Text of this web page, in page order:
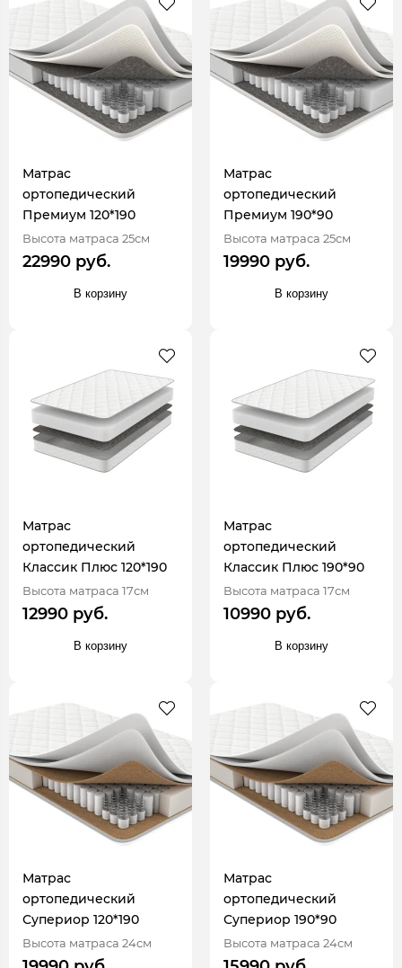
Матрас
ортопедический
Премиум 120*190
Высота матраса 25см
22990 руб.
В корзину
Матрас
ортопедический
Премиум 190*90
Высота матраса 25см
19990 руб.
В корзину
Матрас
ортопедический
Классик Плюс 120*190
Высота матраса 17см
12990 руб.
В корзину
Матрас
ортопедический
Классик Плюс 190*90
Высота матраса 17см
10990 руб.
В корзину
Матрас
ортопедический
Супериор 120*190
Высота матраса 24см
Матрас
ортопедический
Супериор 190*90
Высота матраса 24см